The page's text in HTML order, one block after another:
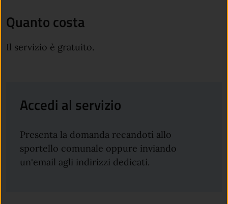
Quanto costa
Il servizio è gratuito.
Accedi al servizio
Presenta la domanda recandoti allo
sportello comunale oppure inviando
un'email agli indirizzi dedicati.